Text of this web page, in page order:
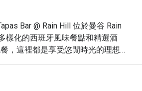
Bar @ Rain Hill 位於曼谷 Rain
樣化的西班牙風味餐點和精選酒
，這裡都是享受悠閒時光的理想選
，營造出輕鬆愜意的用餐氛圍，非
同聚餐。
到各式各樣的美味西班牙菜，如經